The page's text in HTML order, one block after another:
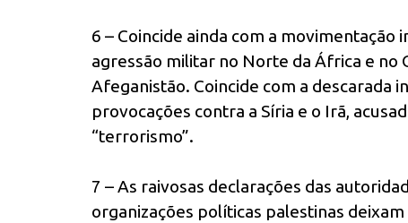
6 – Coincide ainda com a
agressão militar no Norte da África e no
Afeganistão. Coincide com a descarada
provocações contra a Síria e o Irã,
“terrorismo”.
7 – As raivosas declarações das
organizações políticas palestinas